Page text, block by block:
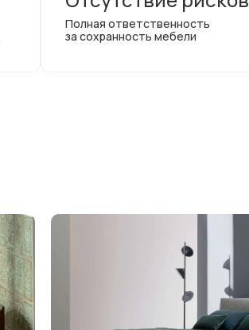
Полная ответственность
за сохранность мебели